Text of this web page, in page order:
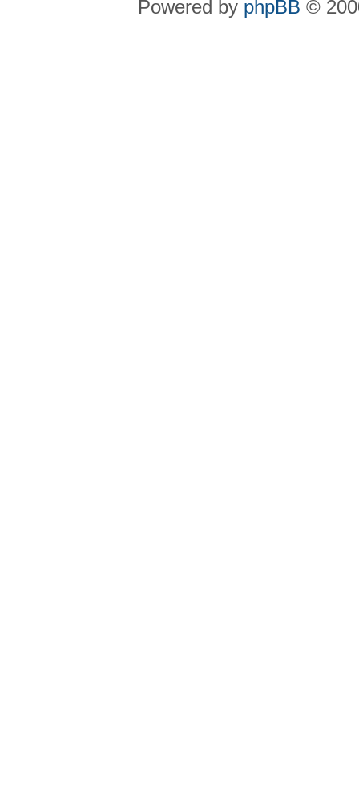
Powered by phpBB ©